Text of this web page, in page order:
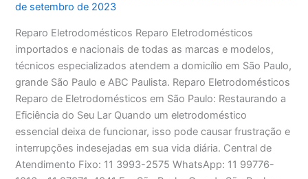
de setembro de 2023
Reparo Eletrodomésticos Reparo Eletrodomésticos
importados e nacionais de todas as marcas e modelos,
técnicos especializados atendem a domicílio em São Paulo,
grande São Paulo e ABC Paulista. Reparo Eletrodomésticos
Reparo de Eletrodomésticos em São Paulo: Restaurando a
Eficiência do Seu Lar Quando um eletrodoméstico
essencial deixa de funcionar, isso pode causar frustração e
interrupções indesejadas em sua vida diária. Central de
Atendimento Fixo: 11 3993-2575 WhatsApp: 11 99776-